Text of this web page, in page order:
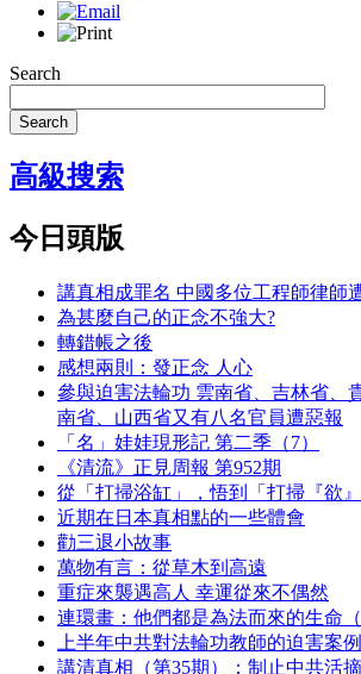
Search
Search
高級搜索
今日頭版
講真相成罪名 中國多位工程師律師
為甚麼自己的正念不強大?
轉錯帳之後
感想兩則：發正念 人心
參與迫害法輪功 雲南省、吉林省、
南省、山西省又有八名官員遭惡報
「名」娃娃現形記 第二季（7）
《清流》正見周報 第952期
從「打掃浴缸」，悟到「打掃『欲』
近期在日本真相點的一些體會
勸三退小故事
萬物有言：從草木到高遠
重症來襲遇高人 幸運從來不偶然
連環畫：他們都是為法而來的生命（
上半年中共對法輪功教師的迫害案例
講清真相（第35期）：制止中共活